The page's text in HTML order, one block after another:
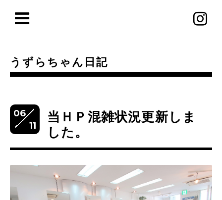
うずらちゃん日記
06
11
当ＨＰ混雑状況更新しま
した。